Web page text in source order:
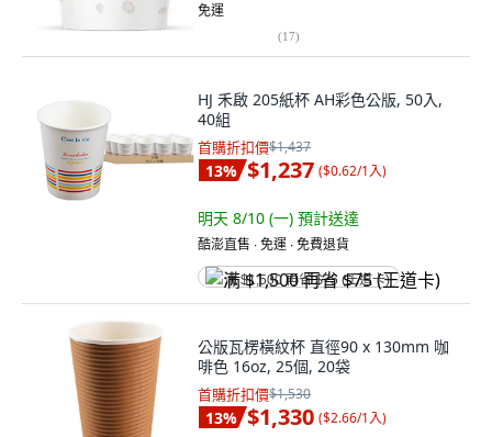
免運
(17)
HJ 禾啟 205紙杯 AH彩色公版, 50入,
40組
首購折扣價$1,437
13% $1,237 ($0.62/1入)
明天 8/10 (一) 預計送達
酷澎直售 ∙ 免運 ∙ 免費退貨
满 $1,500 再省 $75 (王道卡)
公版瓦楞橫紋杯 直徑90 x 130mm 咖
啡色 16oz, 25個, 20袋
首購折扣價$1,530
13% $1,330 ($2.66/1入)